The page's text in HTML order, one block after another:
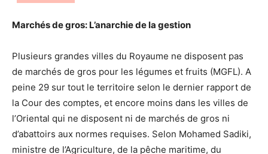
Marchés de gros: L’anarchie de la gestion
Plusieurs grandes villes du Royaume ne disposent pas
de marchés de gros pour les légumes et fruits (MGFL). A
peine 29 sur tout le territoire selon le dernier rapport de
la Cour des comptes, et encore moins dans les villes de
l’Oriental qui ne disposent ni de marchés de gros ni
d’abattoirs aux normes requises. Selon Mohamed Sadiki,
ministre de l’Agriculture, de la pêche maritime, du